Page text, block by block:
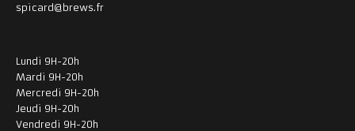
spicard@brews.fr
Lundi 9H-20h
Mardi 9H-20h
Mercredi 9H-20h
Jeudi 9H-20h
Vendredi 9H-20h